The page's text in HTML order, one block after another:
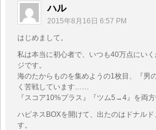
ハル
2015年8月16日 6:57 PM
はじめまして。
私は本当に初心者で、いつも40万点にい
ジです。
海のたからものを集めようの1枚目、『男
く苦戦しています……
『スコア10%プラス』『ツム5→4』を両
ハピネスBOXを開けて、出たのはドナル
す。